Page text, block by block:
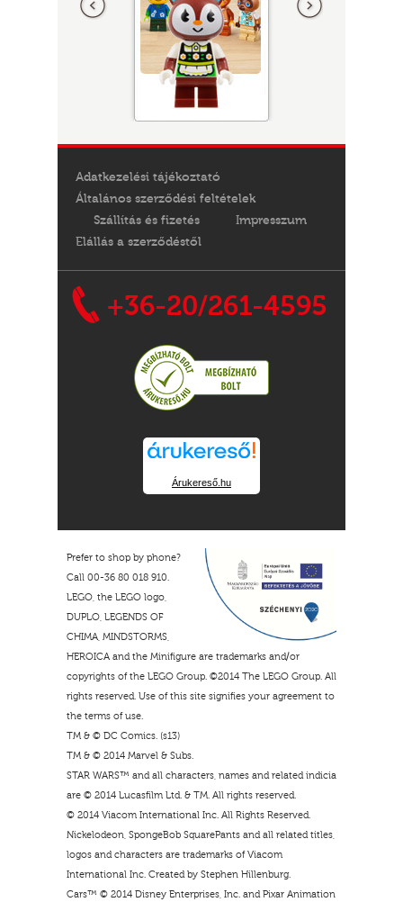
Adatkezelési tájékoztató
Általános szerződési feltételek
Szállítás és fizetés
Impresszum
Elállás a szerződéstől
+36-20/261-4595
Árukereső.hu
Prefer to shop by phone?
Call 00-36 80 018 910.
LEGO, the LEGO logo,
DUPLO, LEGENDS OF
CHIMA, MINDSTORMS,
HEROICA and the Minifigure are trademarks and/or
copyrights of the LEGO Group. ©2014 The LEGO Group. All
rights reserved. Use of this site signifies your agreement to
the terms of use.
TM & © DC Comics. (s13)
TM & © 2014 Marvel & Subs.
STAR WARS™ and all characters, names and related indicia
are © 2014 Lucasfilm Ltd. & TM. All rights reserved.
© 2014 Viacom International Inc. All Rights Reserved.
Nickelodeon, SpongeBob SquarePants and all related titles,
logos and characters are trademarks of Viacom
International Inc. Created by Stephen Hillenburg.
Cars™ © 2014 Disney Enterprises, Inc. and Pixar Animation